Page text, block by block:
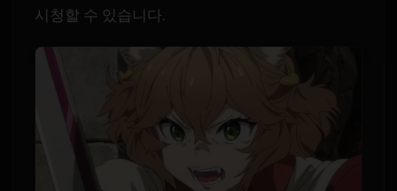
시청할 수 있습니다.